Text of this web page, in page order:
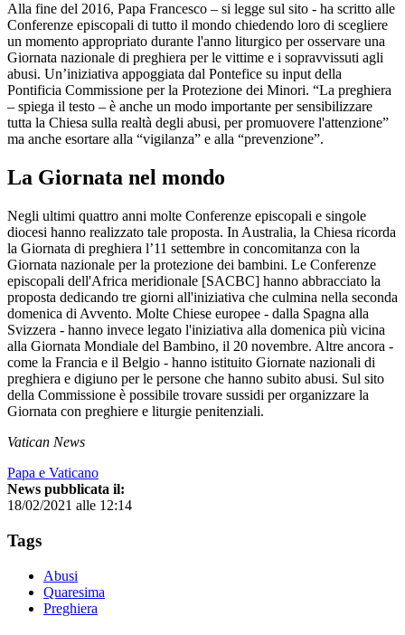
Alla fine del 2016, Papa Francesco – si legge sul sito - ha scritto alle
Conferenze episcopali di tutto il mondo chiedendo loro di scegliere
un momento appropriato durante l'anno liturgico per osservare una
Giornata nazionale di preghiera per le vittime e i sopravvissuti agli
abusi. Un’iniziativa appoggiata dal Pontefice su input della
Pontificia Commissione per la Protezione dei Minori. “La preghiera
– spiega il testo – è anche un modo importante per sensibilizzare
tutta la Chiesa sulla realtà degli abusi, per promuovere l'attenzione”
ma anche esortare alla “vigilanza” e alla “prevenzione”.
La Giornata nel mondo
Negli ultimi quattro anni molte Conferenze episcopali e singole
diocesi hanno realizzato tale proposta. In Australia, la Chiesa ricorda
la Giornata di preghiera l’11 settembre in concomitanza con la
Giornata nazionale per la protezione dei bambini. Le Conferenze
episcopali dell'Africa meridionale [SACBC] hanno abbracciato la
proposta dedicando tre giorni all'iniziativa che culmina nella seconda
domenica di Avvento. Molte Chiese europee - dalla Spagna alla
Svizzera - hanno invece legato l'iniziativa alla domenica più vicina
alla Giornata Mondiale del Bambino, il 20 novembre. Altre ancora -
come la Francia e il Belgio - hanno istituito Giornate nazionali di
preghiera e digiuno per le persone che hanno subito abusi. Sul sito
della Commissione è possibile trovare sussidi per organizzare la
Giornata con preghiere e liturgie penitenziali.
Vatican News
Papa e Vaticano
News pubblicata il:
18/02/2021 alle 12:14
Tags
Abusi
Quaresima
Preghiera